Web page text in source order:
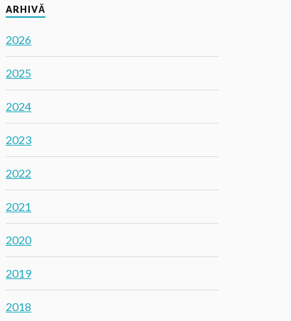
ARHIVĂ
2026
2025
2024
2023
2022
2021
2020
2019
2018